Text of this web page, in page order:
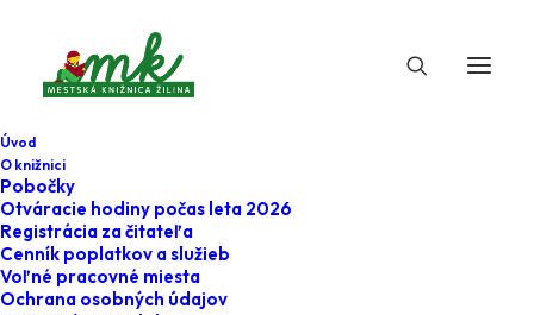
Úvod
O knižnici
Pobočky
Otváracie hodiny počas leta 2026
Registrácia za čitateľa
Cenník poplatkov a služieb
Voľné pracovné miesta
Ochrana osobných údajov